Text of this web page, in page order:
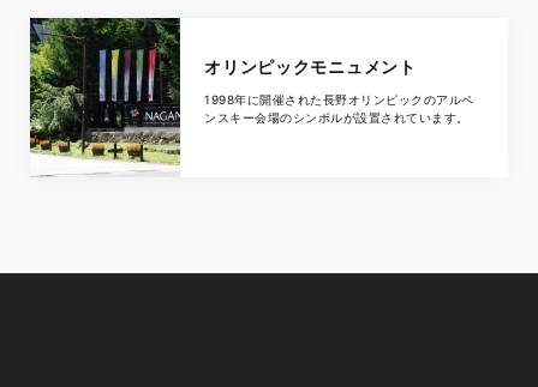
オリンピックモニュメント
1998年に開催された長野オリンピックのアルペ
ンスキー会場のシンボルが設置されています。